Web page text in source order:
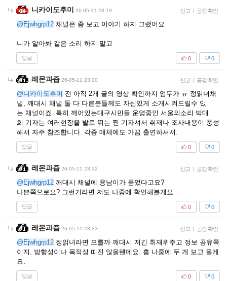
니카이도후미 26-05-11 23:19 신고 | 공감 확인
@Ejwhgrp12 채널은 좀 보고 이야기 하지 그랬어요
니가 알아봐 같은 소리 하지 말고
답글 0
0
레몬과즙 26-05-11 23:20 신고 | 공감 확인
@니카이도후미 전 아직 2개 글의 영상 확인까지 엄두가 ㅠ 정읽녀채
널, 깨대시 채널 둘 다 다른분들께도 자신있게 소개시켜드릴수 있
는 채널이죠. 특히 께어있는대구시민들 운영중인 서울의소리 박대
희 기자는 여러현장을 발로 뛰는 찐 기자셔서 취재나 조사내용이 풍성
해서 자주 참조합니다. 각종 매체에도 가끔 출연하셔서.
답글 0
0
레몬과즙 26-05-11 23:22 신고 | 공감 확인
@Ejwhgrp12 깨대시 채널에 용남이가 묻었다고요?
나쁜쪽으로요? 그런거라면 저도 나중에 확인해볼게요
답글 0
0
레몬과즙 26-05-11 23:23 신고 | 공감 확인
@Ejwhgrp12 정읽녀라면 모를까 깨대시 저긴 취재위주고 정보 공유쪽
이지, 방향성이나 목적성 띠진 않을텐데요. 흠 나중에 두 개 보고 올게
요.
답글 0
0